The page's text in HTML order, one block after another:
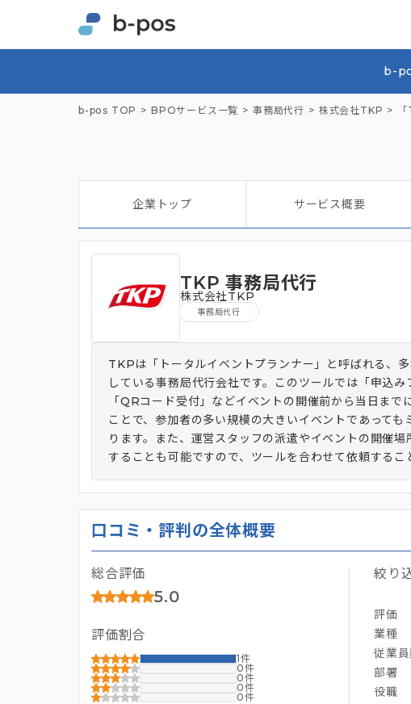
b-
b-pos TOP BPOサービス一覧 事務局代行 株式会社TKP
企業トップ サービス概要
TKP 事務局代行
株式会社TKP
事務局代行
TKPは「トータルイベントプランナー」と呼ばれる、
している事務局代行会社です。このツールでは「申込
「QRコード受付」などイベントの開催前から当日ま
ことで、参加者の多い規模の大きいイベントであって
ります。また、運営スタッフの派遣やイベントの開催
することも可能ですので、ツールを合わせて依頼するこ
口コミ・評判の全体概要
総合評価
5.0
評価割合
1
0
0
0
0
絞り
評価
業種
従業員
部署
役職